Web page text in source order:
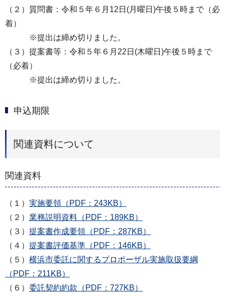
（２）質問書：令和５年６月12日(月曜日)午後５時まで（必
着）
※提出は締め切りました。
（３）提案書等：令和５年６月22日(木曜日)午後５時まで
（必着）
※提出は締め切りました。
申込期限
関連資料について
関連資料
（１） 実施要領（PDF：243KB）
（２） 業務説明資料（PDF：189KB）
（３） 提案書作成要領（PDF：287KB）
（４） 提案書評価基準（PDF：146KB）
（５） 横浜市委託に関するプロポーザル実施取扱要綱
（PDF：211KB）
（６） 委託契約約款（PDF：727KB）